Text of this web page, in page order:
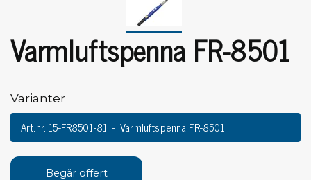
Varmluftspenna FR-8501
Varianter
Art.nr. 15-FR8501-81 Varmluftspenna FR-8501
Begär offert